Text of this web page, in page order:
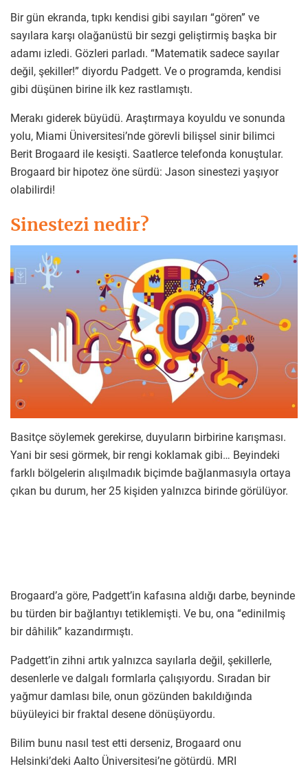
Bir gün ekranda, tıpkı kendisi gibi sayıları “gören” ve
sayılara karşı olağanüstü bir sezgi geliştirmiş başka bir
adamı izledi. Gözleri parladı. “Matematik sadece sayılar
değil, şekiller!” diyordu Padgett. Ve o programda, kendisi
gibi düşünen birine ilk kez rastlamıştı.
Merakı giderek büyüdü. Araştırmaya koyuldu ve sonunda
yolu, Miami Üniversitesi’nde görevli bilişsel sinir bilimci
Berit Brogaard ile kesişti. Saatlerce telefonda konuştular.
Brogaard bir hipotez öne sürdü: Jason sinestezi yaşıyor
olabilirdi!
Sinestezi nedir?
Basitçe söylemek gerekirse, duyuların birbirine karışması.
Yani bir sesi görmek, bir rengi koklamak gibi… Beyindeki
farklı bölgelerin alışılmadık biçimde bağlanmasıyla ortaya
çıkan bu durum, her 25 kişiden yalnızca birinde görülüyor.
Brogaard’a göre, Padgett’in kafasına aldığı darbe, beyninde
bu türden bir bağlantıyı tetiklemişti. Ve bu, ona “edinilmiş
bir dâhilik” kazandırmıştı.
Padgett’in zihni artık yalnızca sayılarla değil, şekillerle,
desenlerle ve dalgalı formlarla çalışıyordu. Sıradan bir
yağmur damlası bile, onun gözünden bakıldığında
büyüleyici bir fraktal desene dönüşüyordu.
Bilim bunu nasıl test etti derseniz, Brogaard onu
Helsinki’deki Aalto Üniversitesi’ne götürdü. MRI